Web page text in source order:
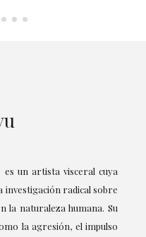
es un artista visceral cuya
investigación radical sobre
la naturaleza humana. Su
la agresión, el impulso